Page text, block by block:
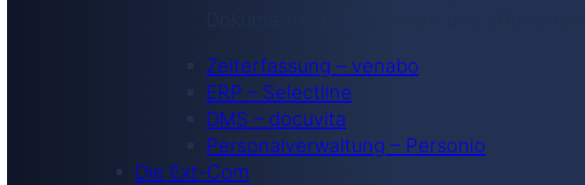
Zeiterfassung – venabo
ERP – Selectline
DMS – docuvita
Personalverwaltung – Personio
Die Ext-Com